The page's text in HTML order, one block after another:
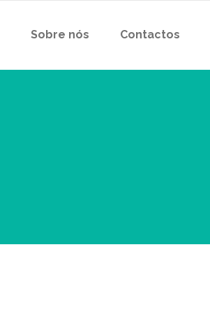
Sobre nós Contactos